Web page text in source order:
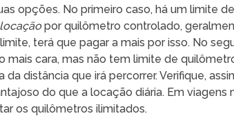
opções. No primeiro caso, há um limite
locaçãopor quilômetro controlado,
terá que pagar a mais por isso. No
mais cara, mas não tem limite de
da distância que irá percorrer. Verifique,
do que a locação diária. Em viagens
os quilômetros ilimitados.